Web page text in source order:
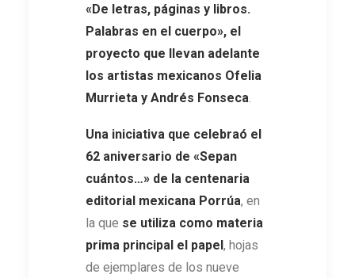
«De letras, páginas y libros.
Palabras en el cuerpo», el
proyecto que llevan adelante
los artistas mexicanos Ofelia
Murrieta y Andrés Fonseca
Una iniciativa que celebraó el
62 aniversario de «Sepan
cuántos…» de la centenaria
editorial mexicana Porrúa, en
la que se utiliza como materia
prima principal el papel, hojas
de ejemplares de los nueve